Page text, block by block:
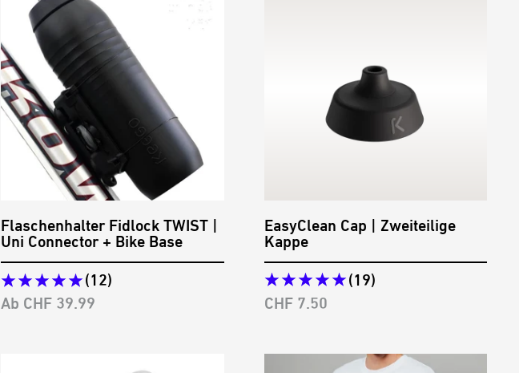
Flaschenhalter Fidlock TWIST |
Uni Connector + Bike Base
(12)
Angebotspreis
Ab CHF 39.99
EasyClean Cap | Zweiteilige
Kappe
(19)
Angebotspreis
CHF 7.50